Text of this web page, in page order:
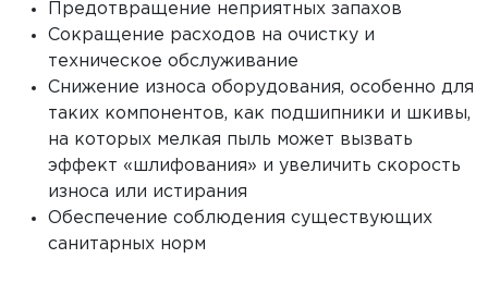
Предотвращение неприятных запахов
Сокращение расходов на очистку и
техническое обслуживание
Снижение износа оборудования, особенно для
таких компонентов, как подшипники и шкивы,
на которых мелкая пыль может вызвать
эффект «шлифования» и увеличить скорость
износа или истирания
Обеспечение соблюдения существующих
санитарных норм